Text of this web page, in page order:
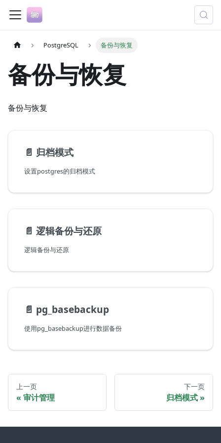
PostgreSQL 备份与恢复
备份与恢复
备份与恢复
📄️ 归档模式
设置postgres的归档模式
📄️ 逻辑备份与还原
逻辑备份与还原
📄️ pg_basebackup
使用pg_basebackup进行数据备份
上一页
审计管理
下一页
归档模式